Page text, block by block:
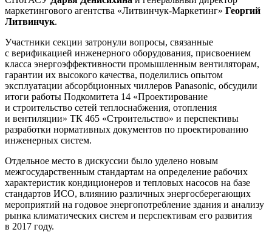
маркетингового агентства «Литвинчук-Маркетинг» Георгий
Литвинчук.
Участники секции затронули вопросы, связанные
с верификацией инженерного оборудования, присвоением
класса энергоэффективности промышленным вентиляторам,
гарантии их высокого качества, поделились опытом
эксплуатации абсорбционных чиллеров Panasonic, обсудили
итоги работы Подкомитета 14 «Проектирование
и строительство сетей теплоснабжения, отопления
и вентиляции» ТК 465 «Строительство» и перспективы
разработки нормативных документов по проектированию
инженерных систем.
Отдельное место в дискуссии было уделено новым
межгосударственным стандартам на определение рабочих
характеристик кондиционеров и тепловых насосов на базе
стандартов ИСО, влиянию различных энергосберегающих
мероприятий на годовое энергопотребление здания и анализу
рынка климатических систем и перспективам его развития
в 2017 году.